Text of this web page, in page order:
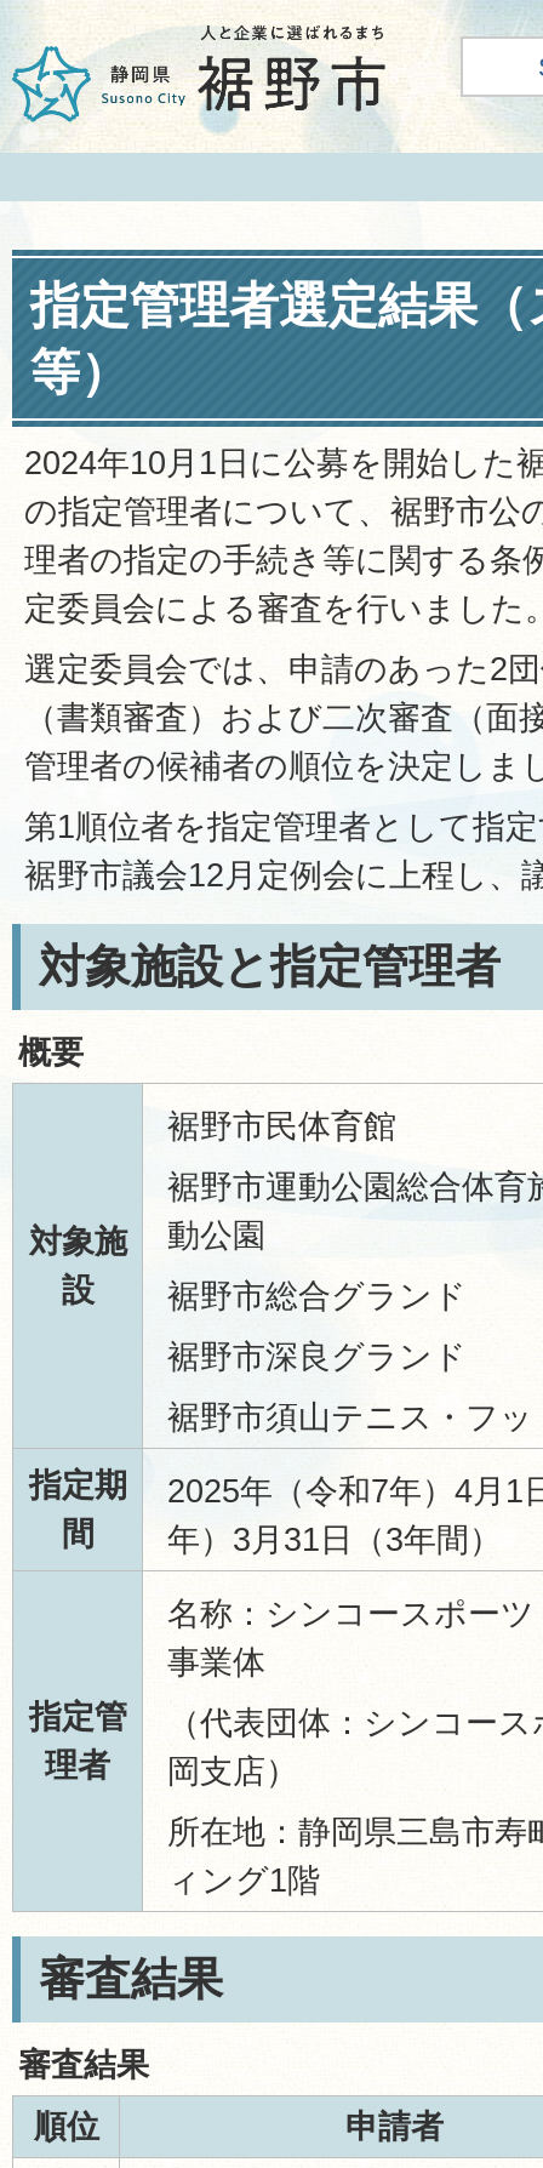
指定管理者選定結果
等）
2024年10月1日に公募を開始した
の指定管理者について、裾野市公
理者の指定の手続き等に関する条
定委員会による審査を行いました
選定委員会では、申請のあった2
（書類審査）および二次審査（面
管理者の候補者の順位を決定しま
第1順位者を指定管理者として指
裾野市議会12月定例会に上程し、
対象施設と指定管理者
概要
対象施
設
裾野市民体育館
裾野市運動公園総合体育
動公園
裾野市総合グランド
裾野市深良グランド
裾野市須山テニス・フ
指定期
間
2025年（令和7年）4月1
年）3月31日（3年間）
指定管
理者
名称：シンコースポー
事業体
（代表団体：シンコー
岡支店）
所在地：静岡県三島市
ィング1階
審査結果
審査結果
順位
申請者